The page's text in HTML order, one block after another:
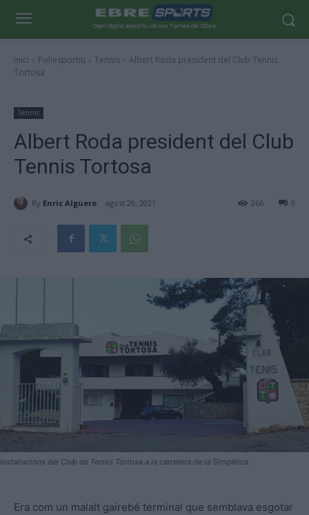
Inici Poliesportiu Tennis
Albert Roda president del Club Tennis
Tortosa
Tennis
Albert Roda president del Club
Tennis Tortosa
By Enric Alguero agost 29, 2021 0
266
Instal·lacions del Club de Tennis Tortosa a la carretera de la Simpàtica.
Era com un malalt gairebé terminal que semblava esgotar